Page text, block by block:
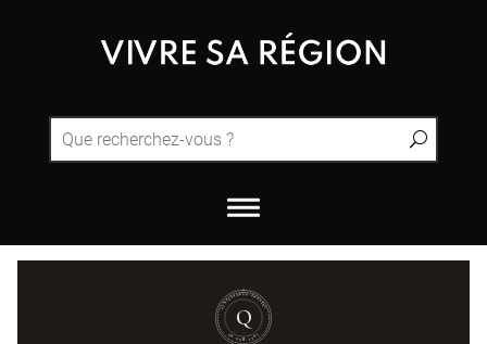
QUINTESSENCE·PROVENCE
UN·SUR·CENT
Q